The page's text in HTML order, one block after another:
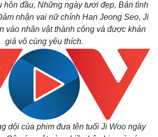
hôn đầu, Những ngày tươi đẹp, Bản tình
nhận vai nữ chính Han Jeong Seo, Ji
vào nhân vật thành công và được khán
giả vô cùng yêu thích.
dội của phim đưa tên tuổi Ji Woo ngày